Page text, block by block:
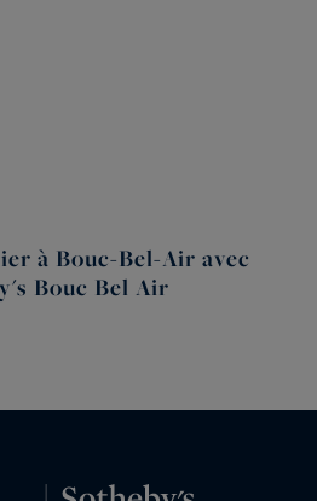
à Bouc-Bel-Air avec
Bouc Bel Air